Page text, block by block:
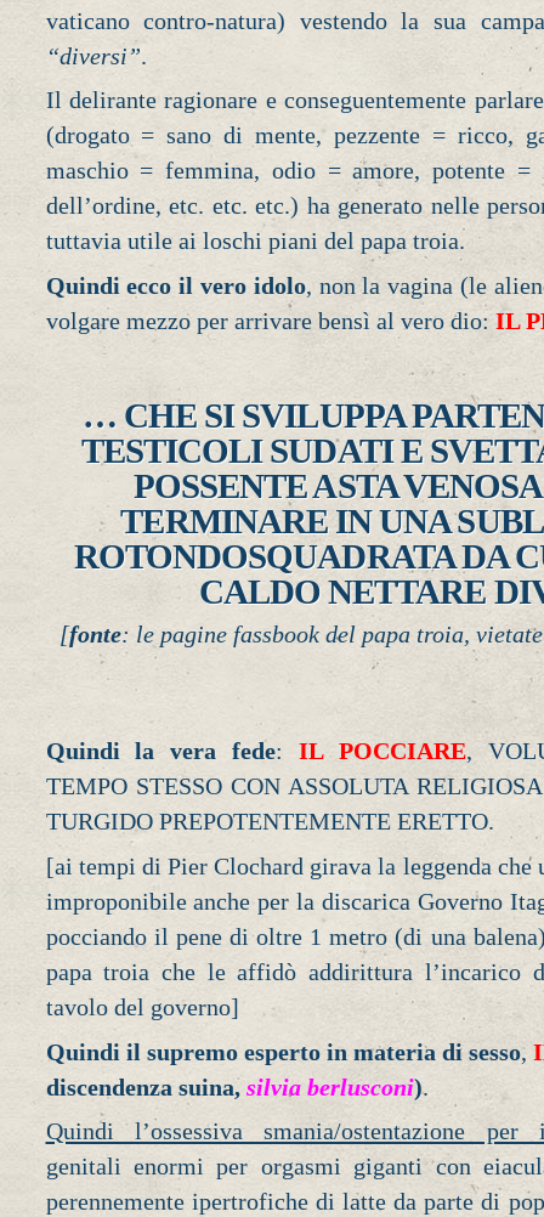
vaticano contro-natura) vestendo la sua
“diversi”.
Il delirante ragionare e conseguentemente
(drogato = sano di mente, pezzente = ricco,
maschio = femmina, odio = amore, potente
dell’ordine, etc. etc. etc.) ha generato nelle
tuttavia utile ai loschi piani del papa troia.
Quindi ecco il vero idolo, non la vagina (le
volgare mezzo per arrivare bensì al vero dio: IL
… CHE SI SVILUPPA
TESTICOLI SUDATI E
POSSENTE ASTA
TERMINARE IN UNA
ROTONDOSQUADRATA DA
CALDO NETTARE
[fonte: le pagine fassbook del papa troia,
Quindi la vera fede: IL POCCIARE,
TEMPO STESSO CON ASSOLUTA
TURGIDO PREPOTENTEMENTE ERETTO.
[ai tempi di Pier Clochard girava la leggenda che
improponibile anche per la discarica Governo
pocciando il pene di oltre 1 metro (di una
papa troia che le affidò addirittura l’incarico
tavolo del governo]
Quindi il supremo esperto in materia di sesso,
discendenza suina, silvia berlusconi).
Quindi l’ossessiva smania/ostentazione per
genitali enormi per orgasmi giganti con
perennemente ipertrofiche di latte da parte di